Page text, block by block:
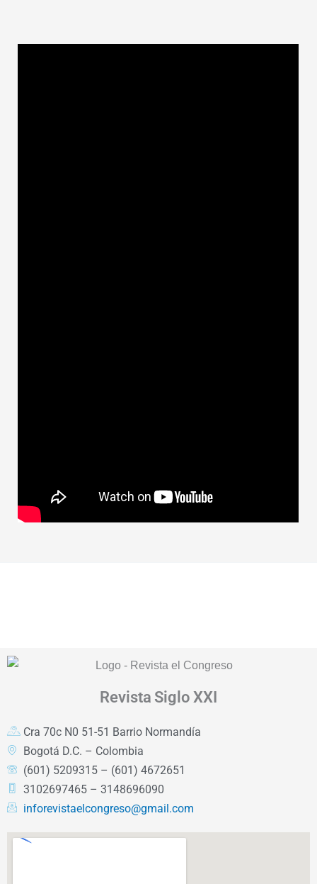
Revista Siglo XXI
Cra 70c N0 51-51 Barrio Normandía
Bogotá D.C. – Colombia
(601) 5209315 – (601) 4672651
3102697465 – 3148696090
inforevistaelcongreso@gmail.com